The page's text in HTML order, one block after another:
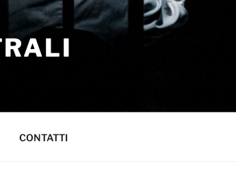
CONTATTI